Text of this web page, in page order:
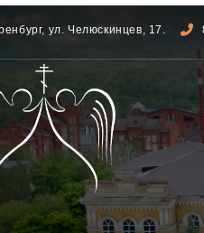
ул. Челюскинцев, 17.